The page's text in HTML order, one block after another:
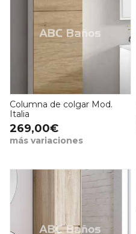
Columna de colgar Mod.
Italia
269,00€
más variaciones